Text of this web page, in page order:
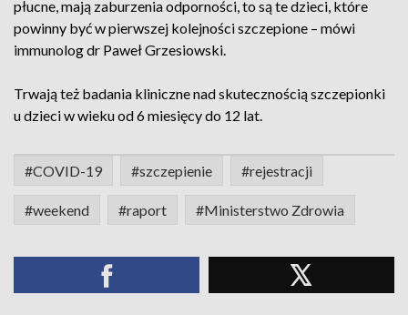
płucne, mają zaburzenia odporności, to są te dzieci, które
powinny być w pierwszej kolejności szczepione – mówi
immunolog dr Paweł Grzesiowski.
Trwają też badania kliniczne nad skutecznością szczepionki
u dzieci w wieku od 6 miesięcy do 12 lat.
#COVID-19 #szczepienie #rejestracji
#weekend #raport #Ministerstwo Zdrowia